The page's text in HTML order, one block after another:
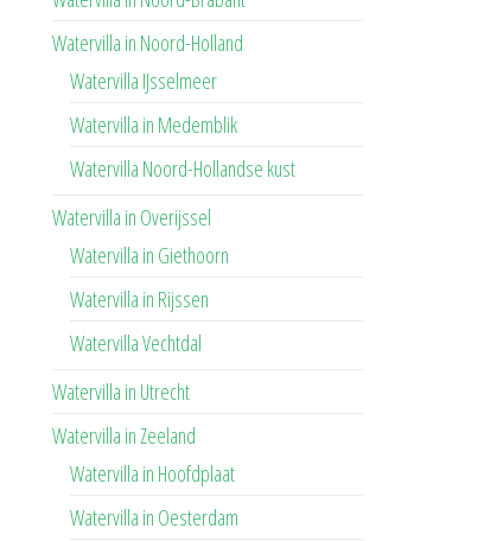
Watervilla in Noord-Holland
Watervilla IJsselmeer
Watervilla in Medemblik
Watervilla Noord-Hollandse kust
Watervilla in Overijssel
Watervilla in Giethoorn
Watervilla in Rijssen
Watervilla Vechtdal
Watervilla in Utrecht
Watervilla in Zeeland
Watervilla in Hoofdplaat
Watervilla in Oesterdam